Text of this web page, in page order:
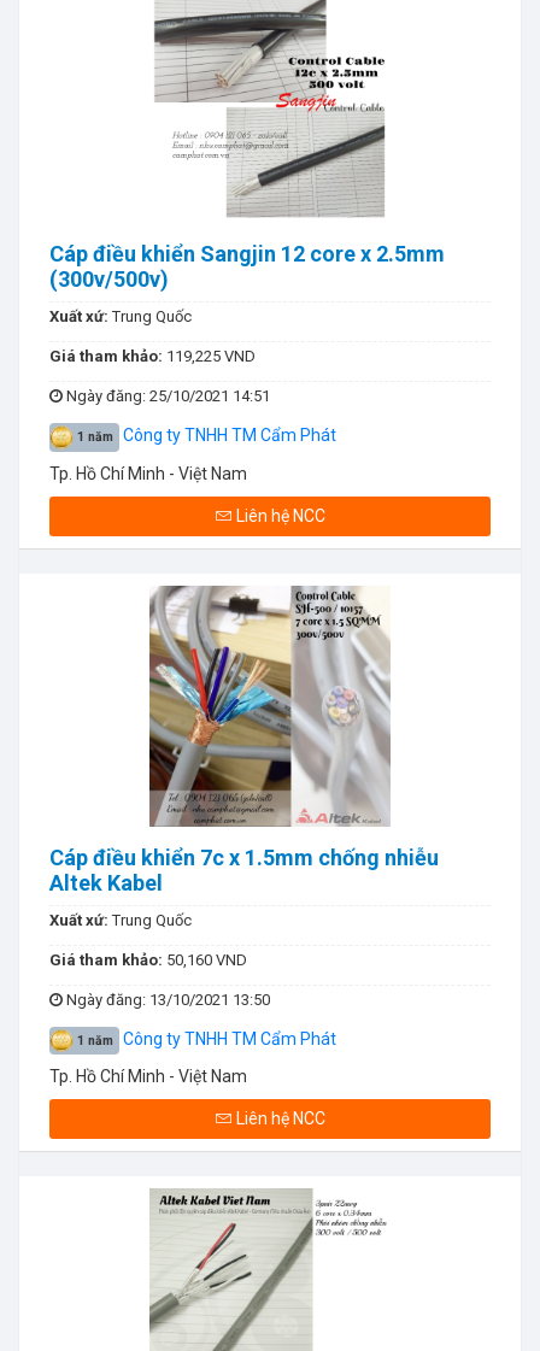
Cáp điều khiển Sangjin 12 core x 2.5mm
(300v/500v)
Xuất xứ:Trung Quốc
Giá tham khảo: 119,225 VND
Ngày đăng: 25/10/2021 14:51
1 năm
Công ty TNHH TM Cẩm Phát
Tp. Hồ Chí Minh - Việt Nam
Liên hệ NCC
Cáp điều khiển 7c x 1.5mm chống nhiễu
Altek Kabel
Xuất xứ:Trung Quốc
Giá tham khảo: 50,160 VND
Ngày đăng: 13/10/2021 13:50
1 năm
Công ty TNHH TM Cẩm Phát
Tp. Hồ Chí Minh - Việt Nam
Liên hệ NCC